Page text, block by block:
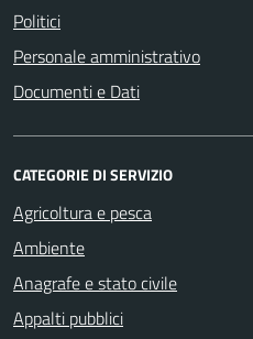
Politici
Personale amministrativo
Documenti e Dati
CATEGORIE DI SERVIZIO
Agricoltura e pesca
Ambiente
Anagrafe e stato civile
Appalti pubblici